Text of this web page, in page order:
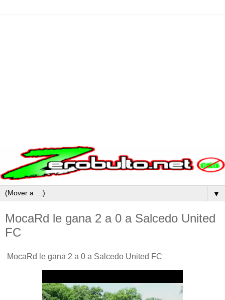
▼
MocaRd le gana 2 a 0 a Salcedo United
FC
MocaRd le gana 2 a 0 a Salcedo United FC